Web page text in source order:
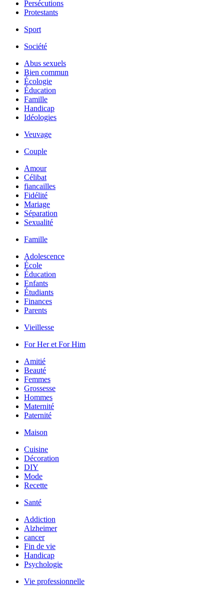
Persécutions
Protestants
Sport
Société
Abus sexuels
Bien commun
Écologie
Éducation
Famille
Handicap
Idéologies
Veuvage
Couple
Amour
Célibat
fiancailles
Fidélité
Mariage
Séparation
Sexualité
Famille
Adolescence
École
Éducation
Enfants
Étudiants
Finances
Parents
Vieillesse
For Her et For Him
Amitié
Beauté
Femmes
Grossesse
Hommes
Maternité
Paternité
Maison
Cuisine
Décoration
DIY
Mode
Recette
Santé
Addiction
Alzheimer
cancer
Fin de vie
Handicap
Psychologie
Vie professionnelle